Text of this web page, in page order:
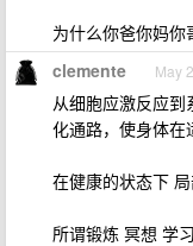
为什么你爸你妈你
clemente May
从细胞应激反应
化通路，使身体在
在健康的状态下
所谓锻炼 冥想 学